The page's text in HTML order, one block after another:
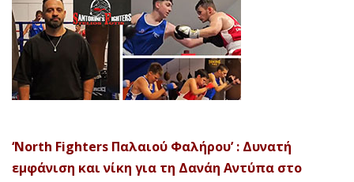
‘North Fighters Παλαιού Φαλήρου’ : Δυνατή
εμφάνιση και νίκη για τη Δανάη Αντύπα στο